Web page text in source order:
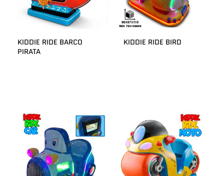
KIDDIE RIDE BARCO
PIRATA
KIDDIE RIDE BIRD